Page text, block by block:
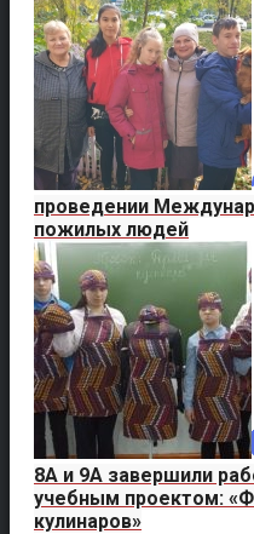
проведении
пожилых людей
8А и 9А завершили
учебным проектом:
кулинаров»